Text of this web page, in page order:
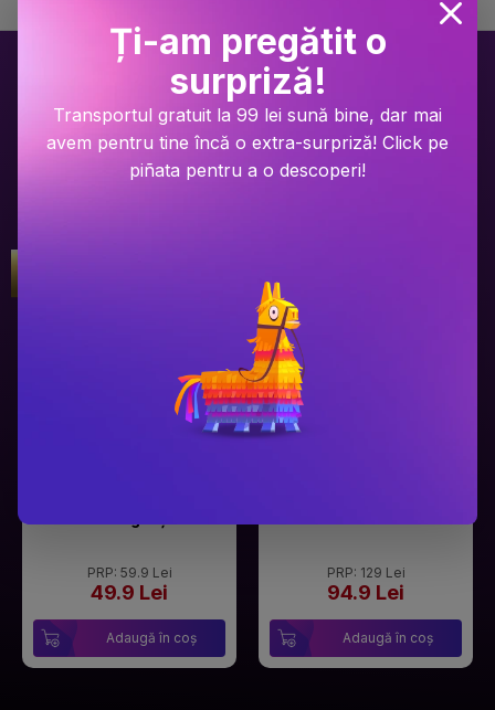
PRP: 59.9 Lei
49.9 Lei
Adaugă în coș
2025
PRP: 129 Lei
94.9 Lei
Adaugă în coș
Ți-am pregătit o
surpriză!
Transportul gratuit la 99 lei sună bine, dar mai
avem pentru tine încă o extra-surpriză! Click pe
piñata pentru a o descoperi!